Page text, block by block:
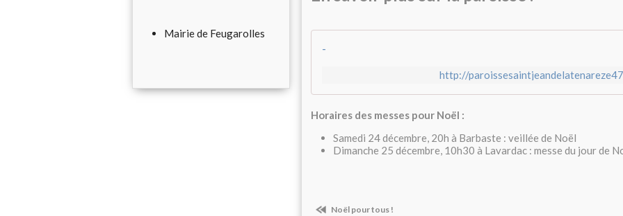
Mairie de Feugarolles
-
http://
Horaires des messes pour Noël :
Samedi 24 décembre, 20h à Barbaste : veillée de Noël
Dimanche 25 décembre, 10h30 à Lavardac : messe du jour de
Noël pour tous !